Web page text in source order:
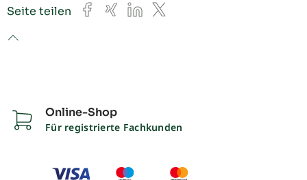
Seite teilen Facebook
XingLinkedIn
X
to top
Online-Shop
Für registrierte Fachkunden